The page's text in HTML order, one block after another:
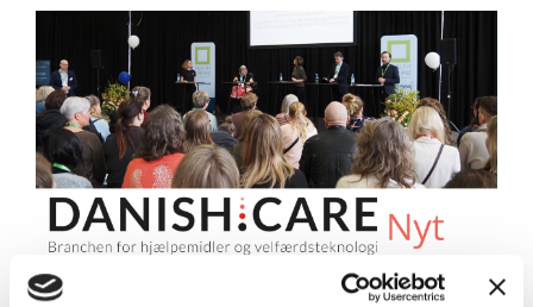
Danish.Care Nyt 20. marts 2025